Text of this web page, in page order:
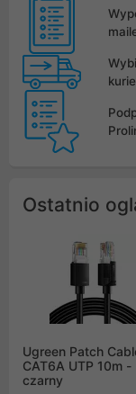
Ostatnio
Ugreen Patch
CAT6A UTP 10m -
czarny